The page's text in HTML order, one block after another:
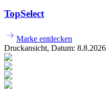
TopSelect
Marke entdecken
Druckansicht, Datum: 8.8.2026